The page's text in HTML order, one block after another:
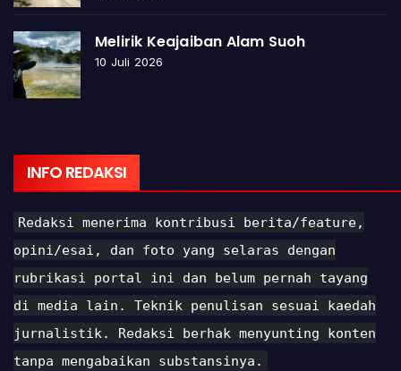
Melirik Keajaiban Alam Suoh
10 Juli 2026
INFO REDAKSI
Redaksi menerima kontribusi berita/feature,
opini/esai, dan foto yang selaras dengan
rubrikasi portal ini dan belum pernah tayang
di media lain. Teknik penulisan sesuai kaedah
jurnalistik. Redaksi berhak menyunting konten
tanpa mengabaikan substansinya.